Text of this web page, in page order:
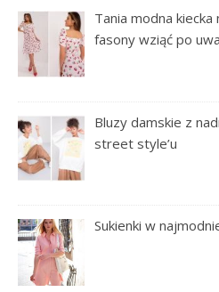
Tania modna
fasony wziąć po
Bluzy damskie z
street style’u
Sukienki w